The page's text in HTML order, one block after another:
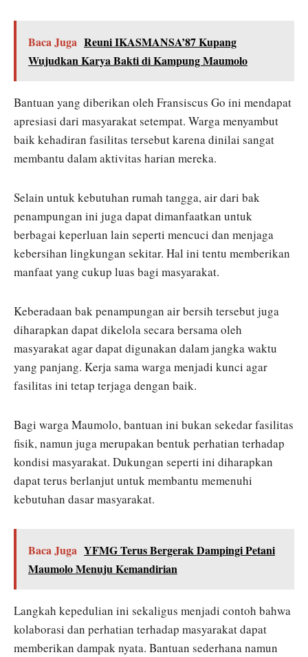
Baca Juga Reuni IKASMANSA’87 Kupang
Wujudkan Karya Bakti di Kampung Maumolo
Bantuan yang diberikan oleh Fransiscus Go ini mendapat
apresiasi dari masyarakat setempat. Warga menyambut
baik kehadiran fasilitas tersebut karena dinilai sangat
membantu dalam aktivitas harian mereka.
Selain untuk kebutuhan rumah tangga, air dari bak
penampungan ini juga dapat dimanfaatkan untuk
berbagai keperluan lain seperti mencuci dan menjaga
kebersihan lingkungan sekitar. Hal ini tentu memberikan
manfaat yang cukup luas bagi masyarakat.
Keberadaan bak penampungan air bersih tersebut juga
diharapkan dapat dikelola secara bersama oleh
masyarakat agar dapat digunakan dalam jangka waktu
yang panjang. Kerja sama warga menjadi kunci agar
fasilitas ini tetap terjaga dengan baik.
Bagi warga Maumolo, bantuan ini bukan sekedar fasilitas
fisik, namun juga merupakan bentuk perhatian terhadap
kondisi masyarakat. Dukungan seperti ini diharapkan
dapat terus berlanjut untuk membantu memenuhi
kebutuhan dasar masyarakat.
Baca Juga YFMG Terus Bergerak Dampingi Petani
Maumolo Menuju Kemandirian
Langkah kepedulian ini sekaligus menjadi contoh bahwa
kolaborasi dan perhatian terhadap masyarakat dapat
memberikan dampak nyata. Bantuan sederhana namun